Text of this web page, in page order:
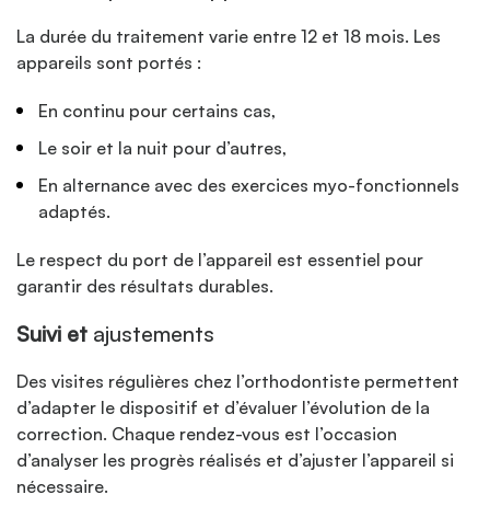
La durée du traitement varie entre 12 et 18 mois. Les
appareils sont portés :
En continu pour certains cas,
Le soir et la nuit pour d’autres,
En alternance avec des exercices myo-fonctionnels
adaptés.
Le respect du port de l’appareil est essentiel pour
garantir des résultats durables.
Suivi et ajustements
Des visites régulières chez l’orthodontiste permettent
d’adapter le dispositif et d’évaluer l’évolution de la
correction. Chaque rendez-vous est l’occasion
d’analyser les progrès réalisés et d’ajuster l’appareil si
nécessaire.